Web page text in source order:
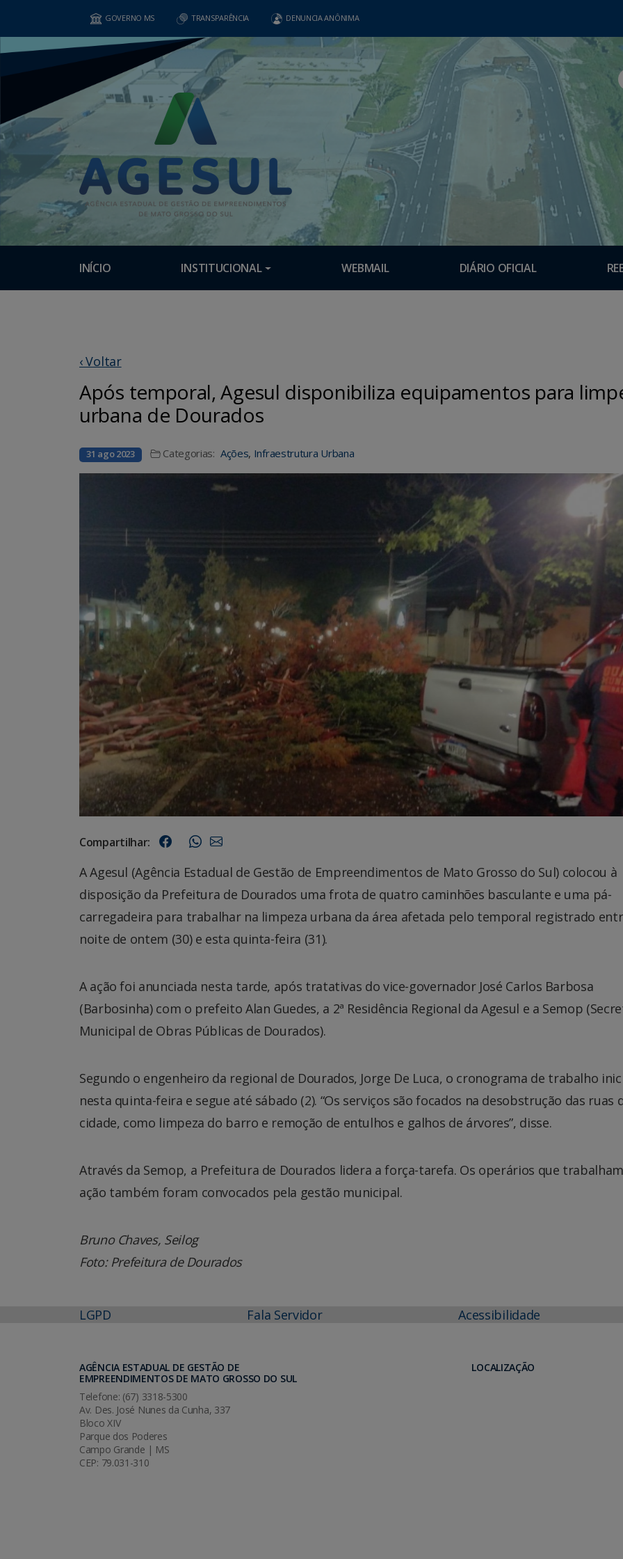
GOVERNO MS TRANSPARÊNCIA DENUNCIA ANÔNIMA
INÍCIO INSTITUCIONAL WEBMAIL DIÁRIO OFICIAL
‹ Voltar
Após temporal, Agesul disponibiliza equipamentos para
urbana de Dourados
31 ago 2023 Categorias: Ações, Infraestrutura Urbana
Compartilhar:
A Agesul (Agência Estadual de Gestão de Empreendimentos de Mato Grosso do Sul) colocou à
disposição da Prefeitura de Dourados uma frota de quatro caminhões basculante e uma pá-
carregadeira para trabalhar na limpeza urbana da área afetada pelo temporal registrado
noite de ontem (30) e esta quinta-feira (31).
A ação foi anunciada nesta tarde, após tratativas do vice-governador José Carlos Barbosa
(Barbosinha) com o prefeito Alan Guedes, a 2ª Residência Regional da Agesul e a Semop
Municipal de Obras Públicas de Dourados).
Segundo o engenheiro da regional de Dourados, Jorge De Luca, o cronograma de trabalho
nesta quinta-feira e segue até sábado (2). “Os serviços são focados na desobstrução das ruas
cidade, como limpeza do barro e remoção de entulhos e galhos de árvores”, disse.
Através da Semop, a Prefeitura de Dourados lidera a força-tarefa. Os operários que
ação também foram convocados pela gestão municipal.
Bruno Chaves, Seilog
Foto: Prefeitura de Dourados
LGPD Fala Servidor Acessibilidade
AGÊNCIA ESTADUAL DE GESTÃO DE
EMPREENDIMENTOS DE MATO GROSSO DO SUL
Telefone: (67) 3318-5300
Av. Des. José Nunes da Cunha, 337
Bloco XIV
Parque dos Poderes
Campo Grande | MS
CEP: 79.031-310
LOCALIZAÇÃO